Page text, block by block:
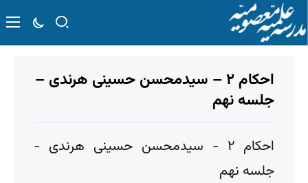
احکام ۲ – سیدمحسن حسینی هرندی –
جلسه نهم
احکام ۲ - سیدمحسن حسینی هرندی -
جلسه نهم